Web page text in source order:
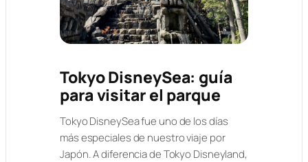
Tokyo DisneySea: guía
para visitar el parque
Tokyo DisneySea fue uno de los días
más especiales de nuestro viaje por
Japón. A diferencia de Tokyo Disneyland,